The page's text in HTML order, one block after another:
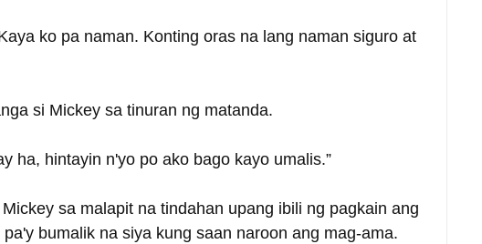
ko pa naman. Konting oras na lang naman siguro at
si Mickey sa tinuran ng matanda.
ha, hintayin n'yo po ako bago kayo umalis.”
sa malapit na tindahan upang ibili ng pagkain ang
bumalik na siya kung saan naroon ang mag-ama.